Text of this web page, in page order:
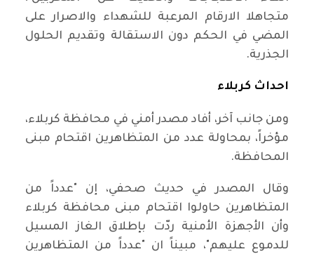
متجاهلا الارقام المرعبة للشهداء والاصرار على
المضي في الحكم دون الاستقالة وتقديم الحلول
الجذرية.
احداث كربلاء
ومن جانب آخر، أفاد مصدر أمني في محافظة كربلاء،
مؤخراً، بمحاولة عدد من المتظاهرين اقتحام مبنى
المحافظة.
وقال المصدر في حديث صحفي، إن "عدداً من
المتظاهرين حاولوا اقتحام مبنى محافظة كربلاء
وأن الأجهزة الأمنية ردّت بإطلاق الغاز المسيل
للدموع عليهم"، مبيناً ان "عدداً من المتظاهرين